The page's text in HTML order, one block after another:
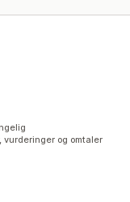
vurderinger og omtaler